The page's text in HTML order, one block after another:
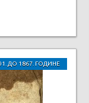
ДО 1867. ГОДИНЕ